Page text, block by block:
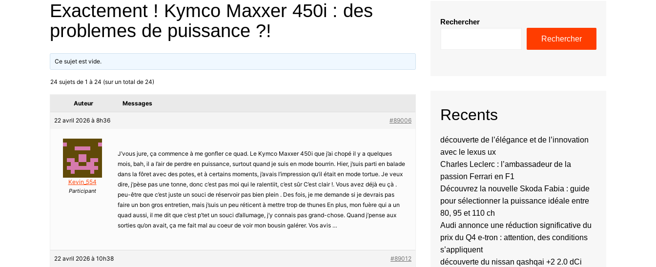
Exactement ! Kymco Maxxer 450i : des
problemes de puissance ?!
Ce sujet est vide.
24 sujets de 1 à 24 (sur un total de 24)
Auteur Messages
22 avril 2026 à 8h36 #89006
Kevin_554
Participant
J’vous jure, ça commence à me gonfler ce quad. Le Kymco Maxxer 450i que j’ai chopé il y a quelques
mois, bah, il a l’air de perdre en puissance, surtout quand je suis en mode bourrin. Hier, j’suis parti en balade
dans la fôret avec des potes, et à certains moments, j’avais l’impression qu’il était en mode tortue. Je veux
dire, j’pèse pas une tonne, donc c’est pas moi qui le ralentiit, c’est sûr C’est clair !. Vous avez déjà eu çà .
peu-être que c’est juste un souci de réservoir pas bien plein . Des fois, je me demande si je devrais pas
faire un bon gros entretien, mais j’suis un peu réticent à mettre trop de thunes En plus, mon fuère qui a un
quad aussi, il me dit que c’est p’tet un souci d’allumage, j’y connais pas grand-chose. Quand j’pense aux
sorties qu’on avait, ça me fait mal au coeur de voir mon bousin galérer. Vos avis …
22 avril 2026 à 10h38 #89012
Rechercher
Rechercher
Recents
découverte de l’élégance et de l’innovation
avec le lexus ux
Charles Leclerc : l’ambassadeur de la
passion Ferrari en F1
Découvrez la nouvelle Skoda Fabia : guide
pour sélectionner la puissance idéale entre
80, 95 et 110 ch
Audi annonce une réduction significative du
prix du Q4 e-tron : attention, des conditions
s’appliquent
découverte du nissan qashqai +2 2.0 dCi